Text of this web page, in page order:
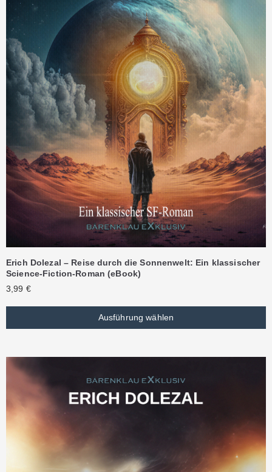
Erich Dolezal – Reise durch die Sonnenwelt: Ein klassischer
Science-Fiction-Roman (eBook)
3,99 €
Ausführung wählen